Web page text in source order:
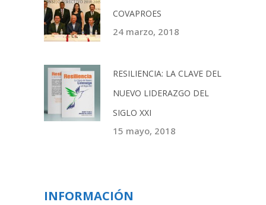
COVAPROES
24 marzo, 2018
RESILIENCIA: LA CLAVE DEL
NUEVO LIDERAZGO DEL
SIGLO XXI
15 mayo, 2018
INFORMACIÓN